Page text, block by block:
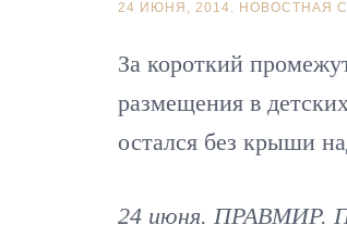
24 ИЮНЯ, 2014. НОВОСТНАЯ
За короткий
размещения в
остался без крыши
24 июня. ПРАВМИР.